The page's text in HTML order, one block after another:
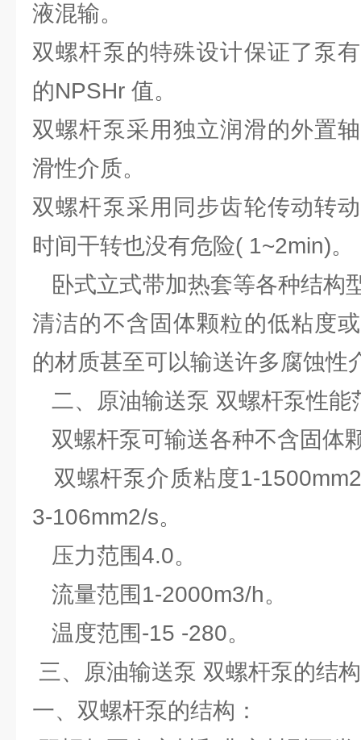
液混输。
双螺杆泵的特殊设计保证了泵
的NPSHr 值。
双螺杆泵采用独立润滑的外置
滑性介质。
双螺杆泵采用同步齿轮传动转
时间干转也没有危险( 1~2min)。
卧式立式带加热套等各种结构
清洁的不含固体颗粒的低粘度
的材质甚至可以输送许多腐蚀性
二、原油输送泵 双螺杆泵性能
双螺杆泵可输送各种不含固体
双螺杆泵介质粘度1-
3-106mm2/s。
压力范围4.0。
流量范围1-2000m3/h。
温度范围-15 -280。
三、原油输送泵 双螺杆泵的结
一、双螺杆泵的结构：